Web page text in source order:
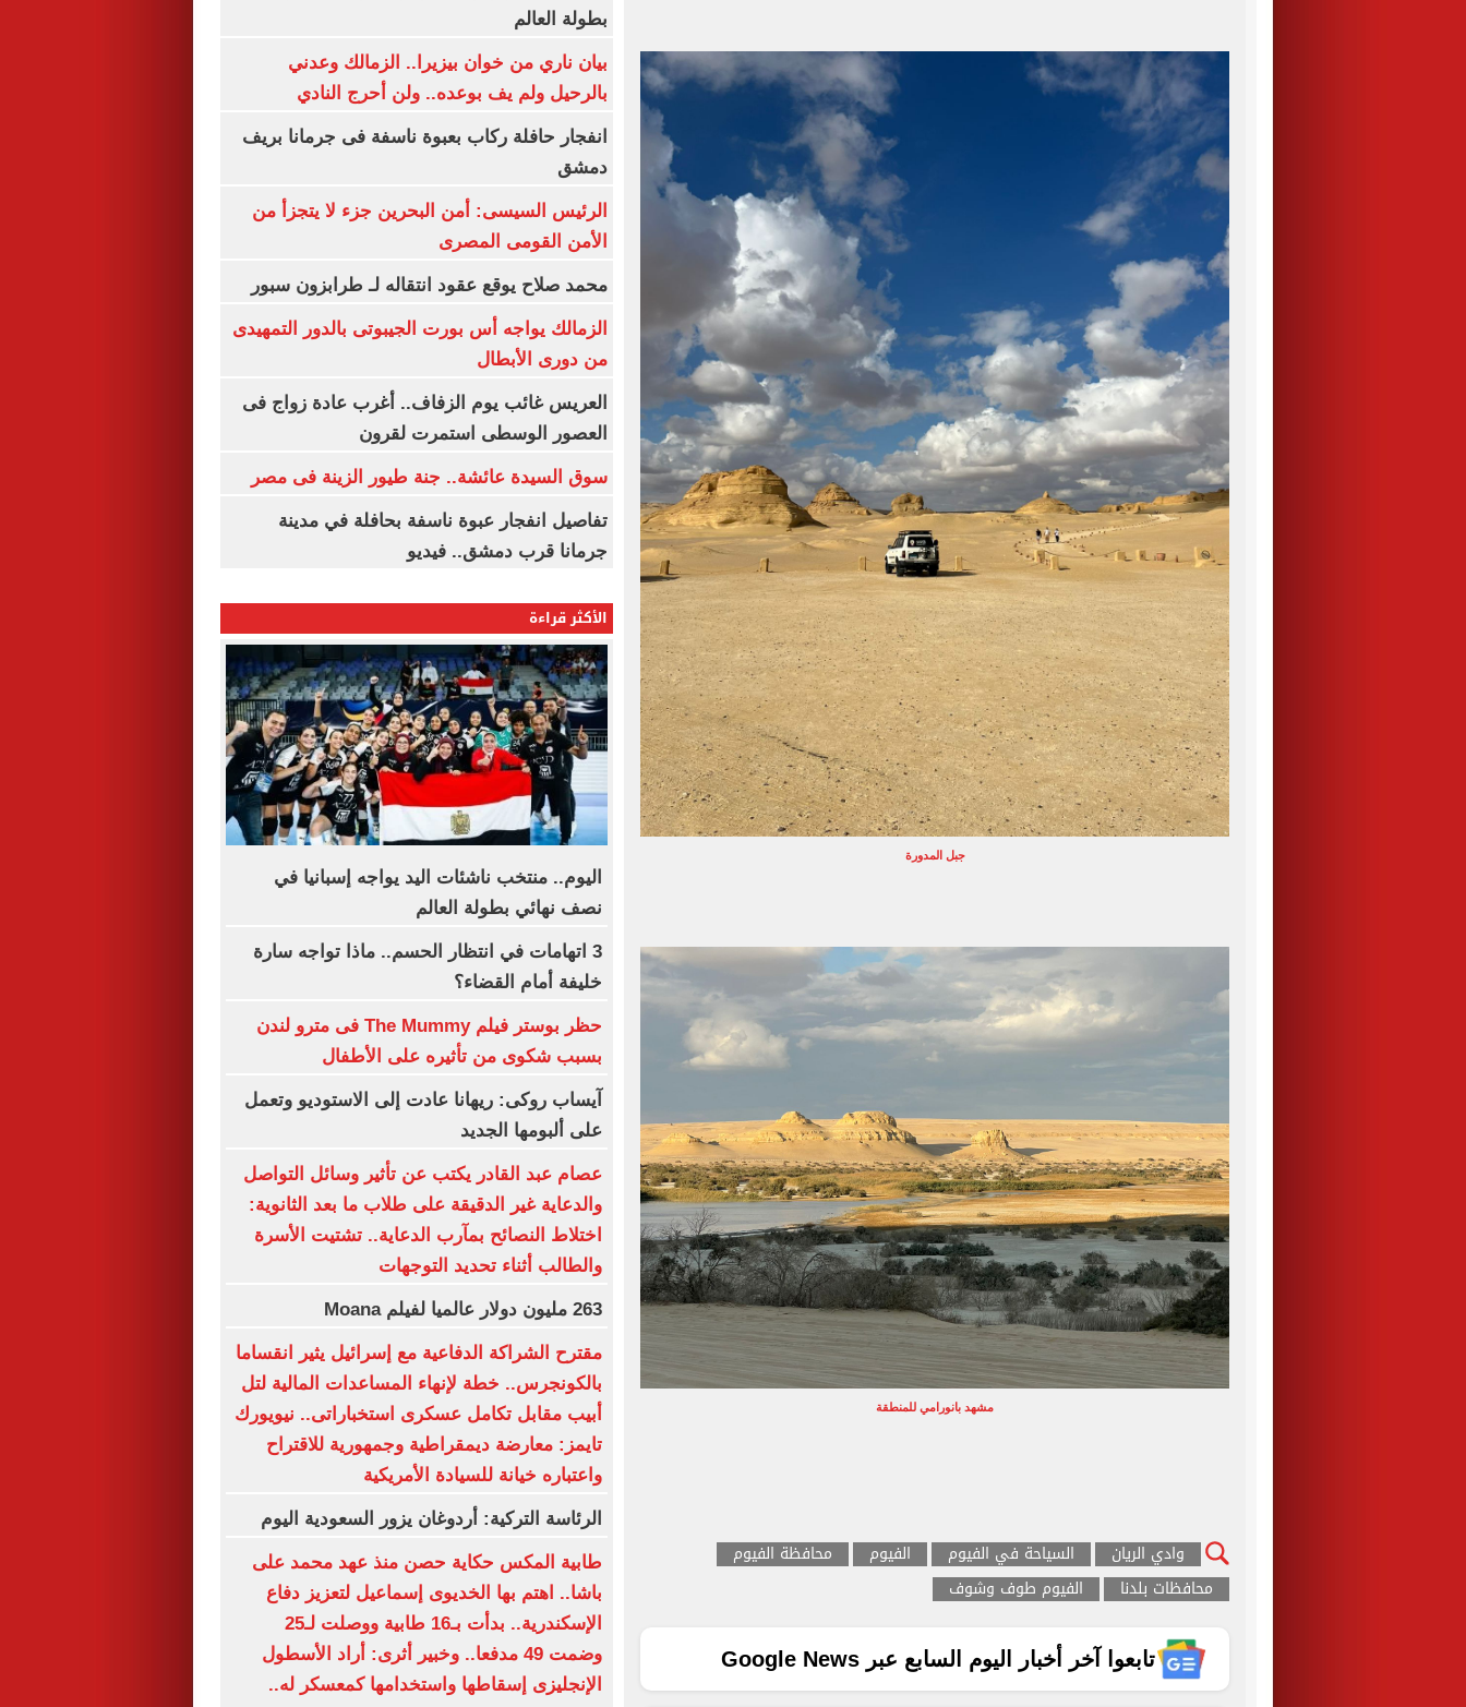
جبل المدورة
مشهد بانورامي للمنطقة
وادي الريان السياحة في الفيوم الفيوم
محافظة الفيوم
محافظات بلدنا
الفيوم طوف وشوف
تابعوا آخر أخبار اليوم السابع عبر Google News
بطولة العالم
بيان ناري من خوان بيزيرا.. الزمالك وعدني
بالرحيل ولم يف بوعده.. ولن أحرج النادي
انفجار حافلة ركاب بعبوة ناسفة فى جرمانا بريف
دمشق
الرئيس السيسى: أمن البحرين جزء لا يتجزأ من
الأمن القومى المصرى
محمد صلاح يوقع عقود انتقاله لـ طرابزون سبور
الزمالك يواجه أس بورت الجيبوتى بالدور التمهيدى
من دورى الأبطال
العريس غائب يوم الزفاف.. أغرب عادة زواج فى
العصور الوسطى استمرت لقرون
سوق السيدة عائشة.. جنة طيور الزينة فى مصر
تفاصيل انفجار عبوة ناسفة بحافلة في مدينة
جرمانا قرب دمشق.. فيديو
الأكثر قراءة
اليوم.. منتخب ناشئات اليد يواجه إسبانيا في
نصف نهائي بطولة العالم
3 اتهامات في انتظار الحسم.. ماذا تواجه سارة
خليفة أمام القضاء؟
حظر بوستر فيلم The Mummy فى مترو لندن
بسبب شكوى من تأثيره على الأطفال
آيساب روكى: ريهانا عادت إلى الاستوديو وتعمل
على ألبومها الجديد
عصام عبد القادر يكتب عن تأثير وسائل التواصل
والدعاية غير الدقيقة على طلاب ما بعد الثانوية:
اختلاط النصائح بمآرب الدعاية.. تشتيت الأسرة
والطالب أثناء تحديد التوجهات
263 مليون دولار عالميا لفيلم Moana
مقترح الشراكة الدفاعية مع إسرائيل يثير انقساما
بالكونجرس.. خطة لإنهاء المساعدات المالية لتل
أبيب مقابل تكامل عسكرى استخباراتى.. نيويورك
تايمز: معارضة ديمقراطية وجمهورية للاقتراح
واعتباره خيانة للسيادة الأمريكية
الرئاسة التركية: أردوغان يزور السعودية اليوم
طابية المكس حكاية حصن منذ عهد محمد على
باشا.. اهتم بها الخديوى إسماعيل لتعزيز دفاع
الإسكندرية.. بدأت بـ16 طابية ووصلت لـ25
وضمت 49 مدفعا.. وخبير أثرى: أراد الأسطول
الإنجليزى إسقاطها واستخدامها كمعسكر له..